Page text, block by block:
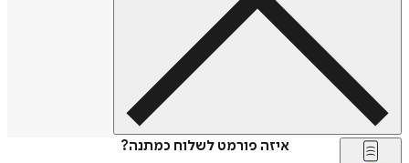
איזה פורמט לשלוח כמתנה?